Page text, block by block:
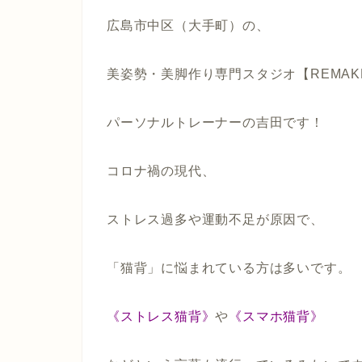
広島市中区（大手町）の、
美姿勢・美脚作り専門スタジオ【
パーソナルトレーナーの吉田です！
コロナ禍の現代、
ストレス過多や運動不足が原因で、
「猫背」に悩まれている方は多いです。
《ストレス猫背》や 《スマホ猫背》